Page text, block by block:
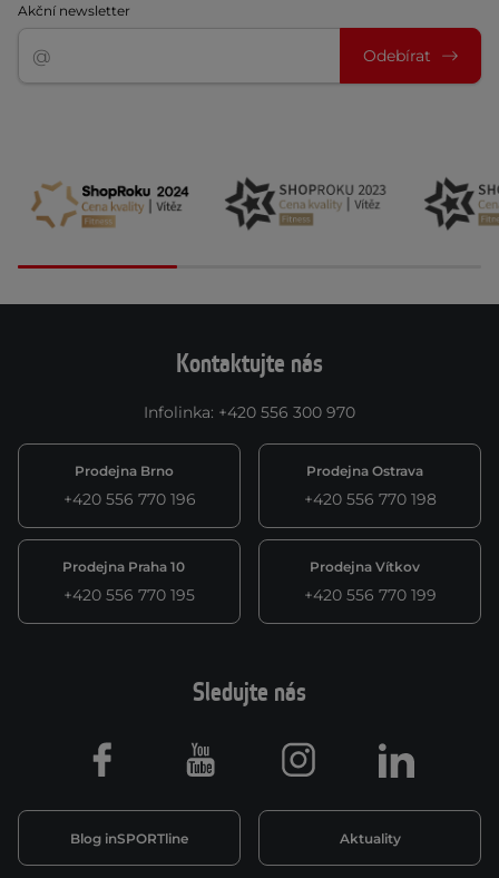
Akční newsletter
Odebírat
Kontaktujte nás
Infolinka: +420 556 300 970
Prodejna Brno
+420 556 770 196
Prodejna Ostrava
+420 556 770 198
Prodejna Praha 10
+420 556 770 195
Prodejna Vítkov
+420 556 770 199
Sledujte nás
Blog inSPORTline Aktuality
Facebook Youtube Instagram LinkedIn